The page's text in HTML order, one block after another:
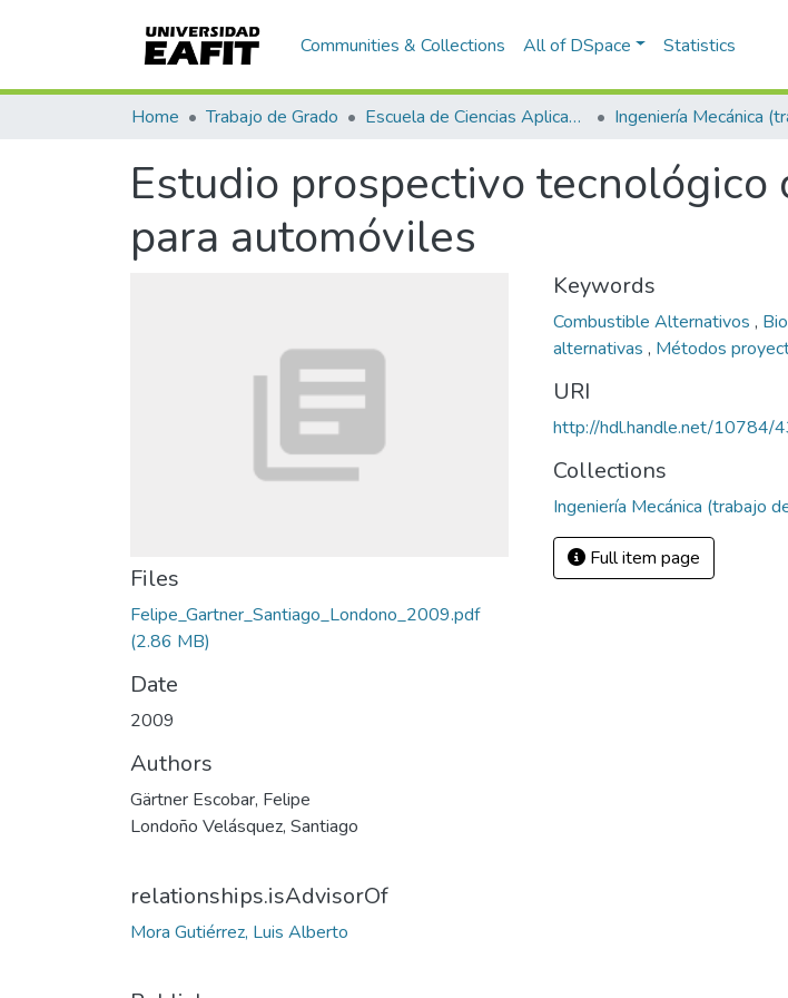
Communities & Collections All of DSpace Statistics
Home Trabajo de Grado Escuela de Ciencias Aplicadas e Ingeniería
Estudio prospectivo
para automóviles
Files
Felipe_Gartner_Santiago_Londono_2009.pdf
(2.86 MB)
Date
2009
Authors
Gärtner Escobar, Felipe
Londoño Velásquez, Santiago
relationships.isAdvisorOf
Mora Gutiérrez, Luis Alberto
Keywords
Combustible Alternativos ,
alternativas , Métodos
URI
http://hdl.handle.net/10784/
Collections
Ingeniería Mecánica (trabajo
Full item page